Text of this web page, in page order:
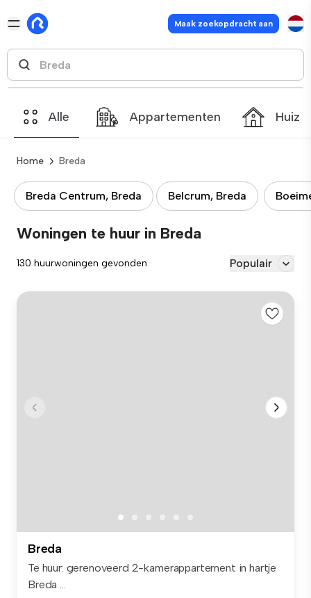
Maak zoekopdracht aan
Alle Appartementen
Home Breda
Breda Centrum, Breda Belcrum, Breda
Woningen te huur in Breda
130 huurwoningen gevonden Populair
Breda
Te huur: gerenoveerd 2-kamerappartement in hartje
Breda ...